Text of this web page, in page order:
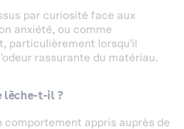
par curiosité face aux
anxiété, ou comme
particulièrement lorsqu'il
rassurante du matériau.
lèche-t-il ?
appris auprès de